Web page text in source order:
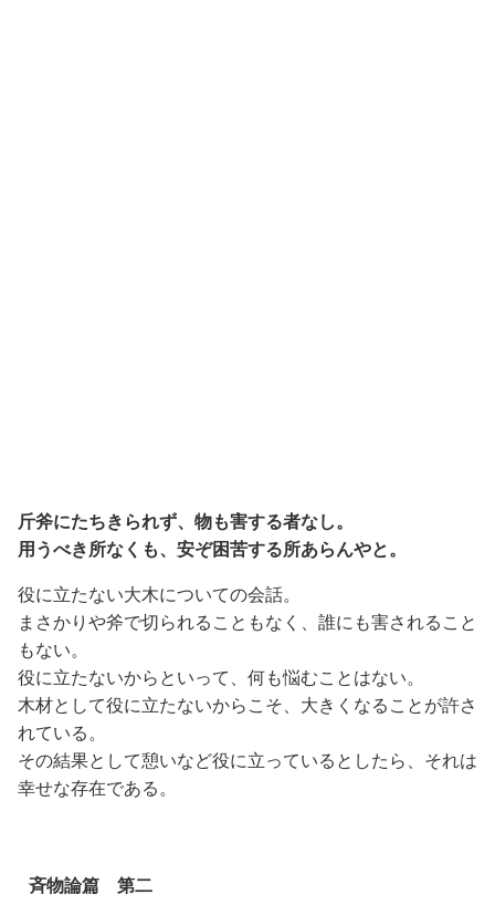
斤斧にたちきられず、物も害する者なし。
用うべき所なくも、安ぞ困苦する所あらんやと。
役に立たない大木についての会話。
まさかりや斧で切られることもなく、誰にも害されること
もない。
役に立たないからといって、何も悩むことはない。
木材として役に立たないからこそ、大きくなることが許さ
れている。
その結果として憩いなど役に立っているとしたら、それは
幸せな存在である。
斉物論篇 第二